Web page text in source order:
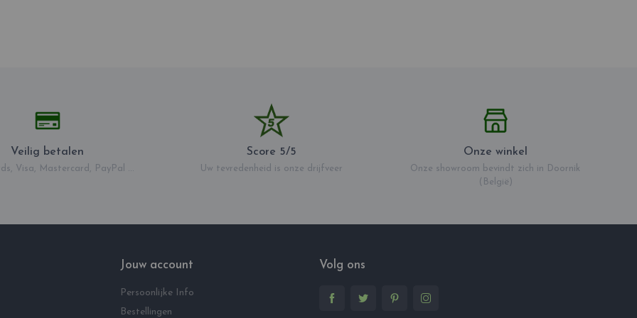
Veilig betalen
Visa, Mastercard, PayPal ...
Score 5/5
Uw tevredenheid is onze drijfveer
Onze winkel
Onze showroom bevindt zich in Doornik
(België)
Jouw account
Persoonlijke Info
Bestellingen
Volg ons